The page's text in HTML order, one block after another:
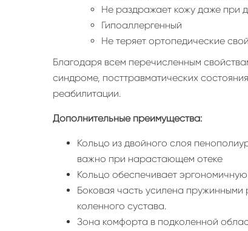
Не раздражает кожу даже при
Гипоаллергенный
Не теряет ортопедические
Благодаря всем перечисленным
синдроме, посттравматических
реабилитации.
Дополнительные преимущества:
Кольцо из двойного слоя
важно при нарастающем отеке
Кольцо обеспечивает
Боковая часть усилена пружинными
коленного сустава.
Зона комфорта в подколенной